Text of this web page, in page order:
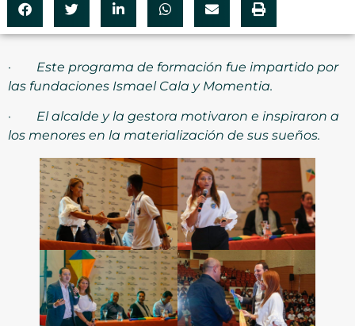
· Este programa de formación fue impartido por
las fundaciones Ismael Cala y Momentia.
· El alcalde y la gestora motivaron e inspiraron a
los menores en la materialización de sus sueños.